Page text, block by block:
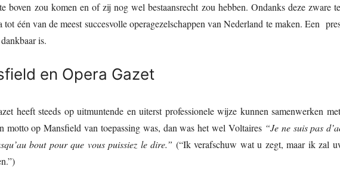
boven zou komen en of zij nog wel bestaansrecht zou hebben. Ondanks deze zware
tot één van de meest succesvolle operagezelschappen van Nederland te maken. Een
is.
en Opera Gazet
heeft steeds op uitmuntende en uiterst professionele wijze kunnen samenwerken
motto op Mansfield van toepassing was, dan was het wel Voltaires “Je ne suis pas
bout pour que vous puissiez le dire.” (“Ik verafschuw wat u zegt, maar ik zal